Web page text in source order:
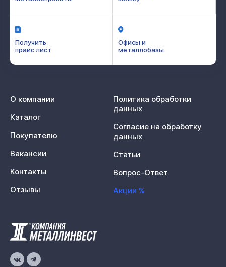
Получить
прайс лист
Офисы и
металлобазы
О компании
Каталог
Покупателю
Вакансии
Контакты
Отзывы
Политика обработки
данных
Согласие на обработку
данных
Статьи
Вопрос-Ответ
Акции %